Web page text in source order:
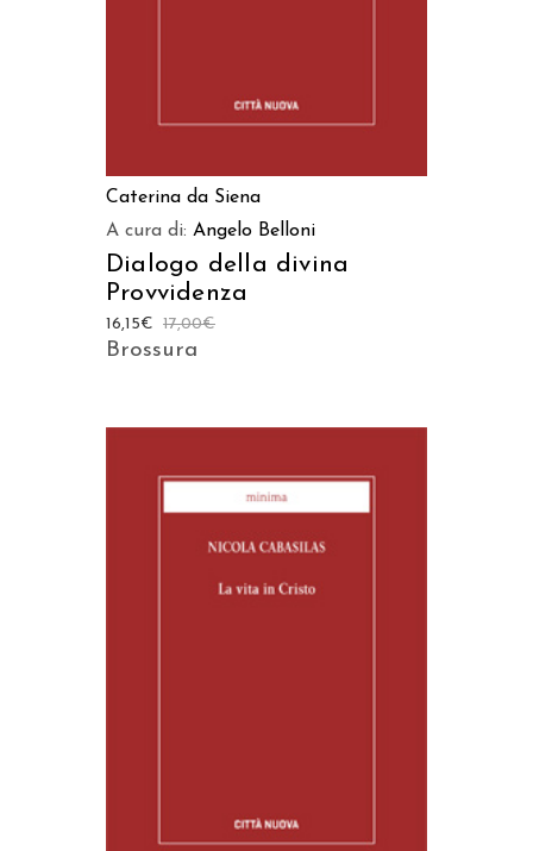
Caterina da Siena
A cura di: Angelo Belloni
Dialogo della divina
Provvidenza
17,00€
16,15€
Brossura